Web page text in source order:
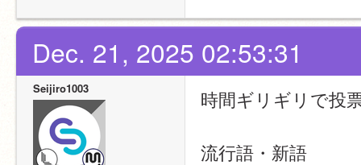
Dec. 21, 2025 02:53:31
Seijiro1003 時間ギリギリで投
流行語・新語